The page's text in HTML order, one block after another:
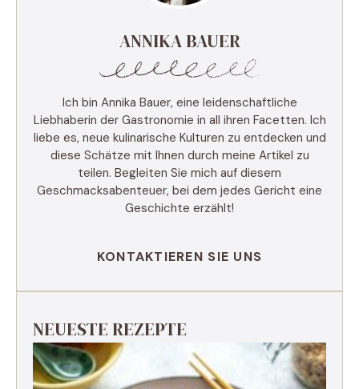
ANNIKA BAUER
Ich bin Annika Bauer, eine leidenschaftliche
Liebhaberin der Gastronomie in all ihren Facetten. Ich
liebe es, neue kulinarische Kulturen zu entdecken und
diese Schätze mit Ihnen durch meine Artikel zu
teilen. Begleiten Sie mich auf diesem
Geschmacksabenteuer, bei dem jedes Gericht eine
Geschichte erzählt!
KONTAKTIEREN SIE UNS
NEUESTE REZEPTE